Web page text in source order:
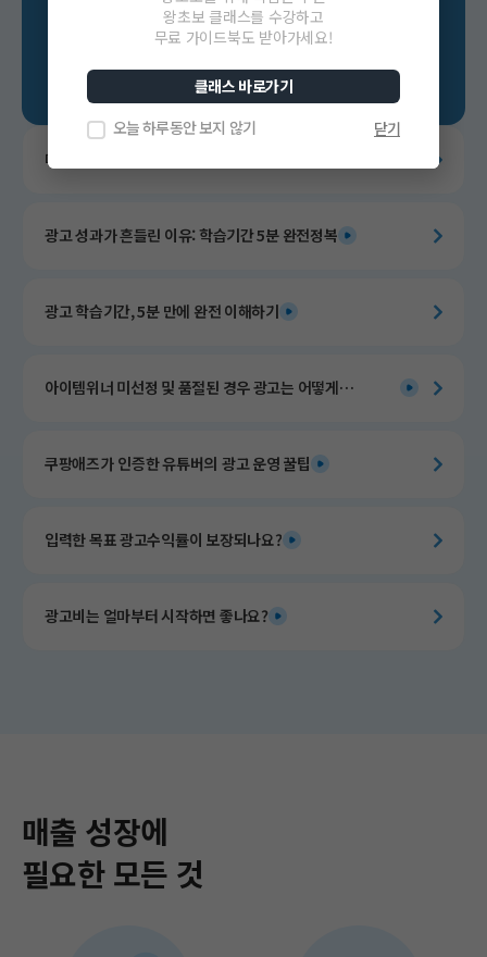
처음이라면
매력적인 상세페이지 만들기
광고 성과가 흔들린 이유: 학습기간 5분 완전정복
광고 학습기간, 5분 만에 완전 이해하기
아이템위너 미선정 및 품절된 경우 광고는 어떻게
쿠팡애즈가 인증한 유튜버의 광고 운영 꿀팁​
입력한 목표 광고수익률이 보장되나요?
광고비는 얼마부터 시작하면 좋나요?
매출 성장에
필요한 모든 것​
왕초보 클래스를 수강하고
무료 가이드북도 받아가세요!
클래스 바로가기
오늘 하루동안 보지 않기
닫기